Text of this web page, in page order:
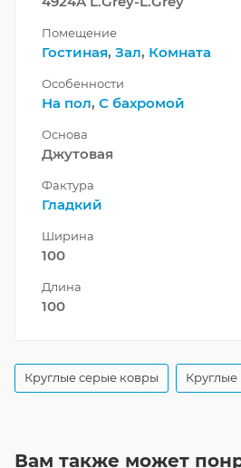
Помещение
Гостиная, Зал, Комната
Особенности
На пол, С бахромой
Основа
Джутовая
Фактура
Гладкий
Ширина
100
Длина
100
Круглые серые ковры Круглые
Вам также может